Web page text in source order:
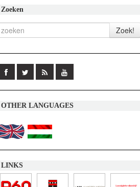
Zoeken
OTHER LANGUAGES
LINKS